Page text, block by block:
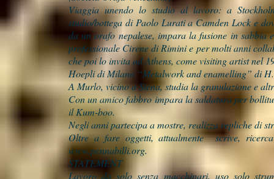
Viaggia unendo lo studio al lavoro: a
studio/bottega di Paolo Lurati a Camden Lock e
da un orafo nepalese, impara la fusione in
professionale Cirene di Rimini e per molti anni
che poi lo invita ad Athens, come visiting artist nel
Hoepli di Milano “Metalwork and enamelling” di
A Murlo, vicino a Siena, studia la granulazione e
Con un amico fabbro impara la saldatura per
il Kum-boo.
Negli anni partecipa a mostre, realizza repliche di
Oltre a fare oggetti, attualmente scrive,
www.pennabilli.org.
STATEMENT
Lavoro da solo senza macchinari, uso solo